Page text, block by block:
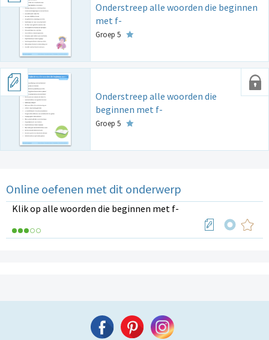
Onderstreep alle woorden die beginnen
met f-
Groep 5
Onderstreep alle woorden die
beginnen met f-
Groep 5
Online oefenen met dit onderwerp
Klik op alle woorden die beginnen met f-